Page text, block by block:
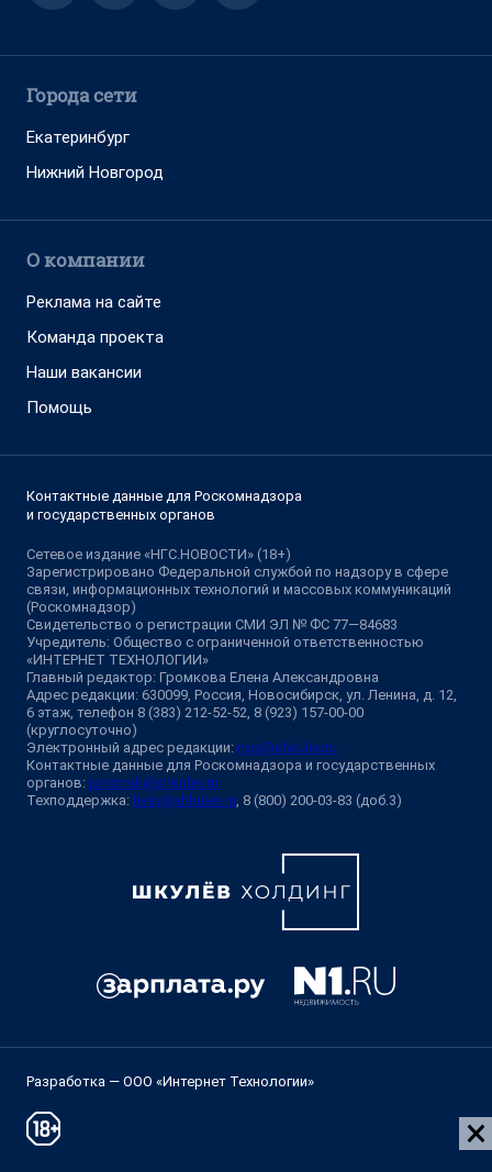
Города сети
Екатеринбург
Нижний Новгород
О компании
Реклама на сайте
Команда проекта
Наши вакансии
Помощь
Контактные данные для Роскомнадзора
и государственных органов
Сетевое издание «НГС.НОВОСТИ» (18+)
Зарегистрировано Федеральной службой по надзору в сфере
связи, информационных технологий и массовых коммуникаций
(Роскомнадзор)
Свидетельство о регистрации СМИ ЭЛ № ФС 77—84683
Учредитель: Общество с ограниченной ответственностью
«ИНТЕРНЕТ ТЕХНОЛОГИИ»
Главный редактор: Громкова Елена Александровна
Адрес редакции: 630099, Россия, Новосибирск, ул. Ленина, д. 12,
6 этаж, телефон 8 (383) 212-52-52, 8 (923) 157-00-00
(круглосуточно)
Электронный адрес редакции: ngs@shkulev.ru
Контактные данные для Роскомнадзора и государственных
органов: juristnsk@shkulev.ru
Техподдержка: help@shkulev.ru , 8 (800) 200-03-83 (доб.3)
Разработка — ООО «Интернет Технологии»